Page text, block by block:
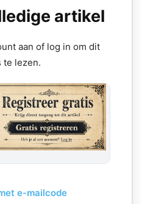
artikel
aan of log in om dit
te lezen.
e-mailcode